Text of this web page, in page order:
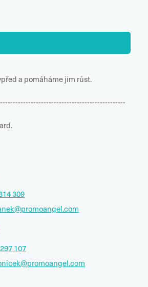
a pomáháme jim růst.
309
107